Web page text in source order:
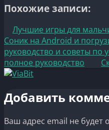
Похожие записи:
Лучшие игры для
Соник на Android и
руководство и советы по
полное руководство
Добавить
Ваш адрес email не будет